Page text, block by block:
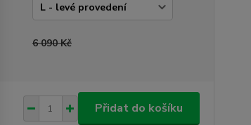
6 090 Kč
Přidat do košíku